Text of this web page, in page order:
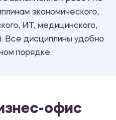
экономического,
ИТ, медицинского,
Все дисциплины удобно
порядке.
офис